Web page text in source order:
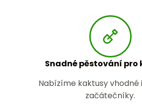
Snadné pěstování pro
Nabízíme kaktusy vhodné
začátečníky.